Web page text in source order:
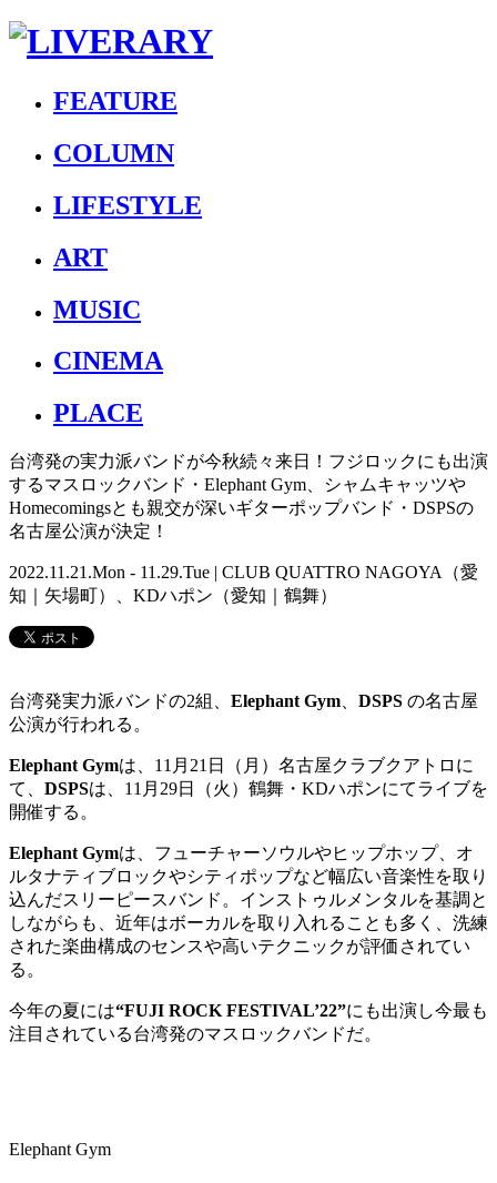
FEATURE
COLUMN
LIFESTYLE
ART
MUSIC
CINEMA
PLACE
台湾発の実力派バンドが今秋続々来日！フジロックにも出演
するマスロックバンド・Elephant Gym、シャムキャッツや
Homecomingsとも親交が深いギターポップバンド・DSPSの
名古屋公演が決定！
2022.11.21.Mon - 11.29.Tue | CLUB QUATTRO NAGOYA（愛
知｜矢場町）、KDハポン（愛知｜鶴舞）
台湾発実力派バンドの2組、 Elephant Gym DSPS の名古屋
公演が行われる。
Elephant Gymは、 11 月 21 日（月） 名古屋クラブクアトロに
て、 DSPSは、 11 月 29日（火） 鶴舞・ KDハポンにてライブを
開催する。
Elephant Gymは、 フューチャーソウルやヒップホップ、オ
ルタナティブロックやシティポップなど幅広い音楽性を取り
込んだスリーピースバンド。 インストゥルメンタルを基調と
しながらも、近年はボーカルを取り入れることも多く、洗練
された楽曲構成のセンスや高いテクニックが評価されてい
る。
今年の夏には“FUJI ROCK FESTIVAL’22”にも出演し今最も
注目されている台湾発のマスロックバンドだ。
Elephant Gym